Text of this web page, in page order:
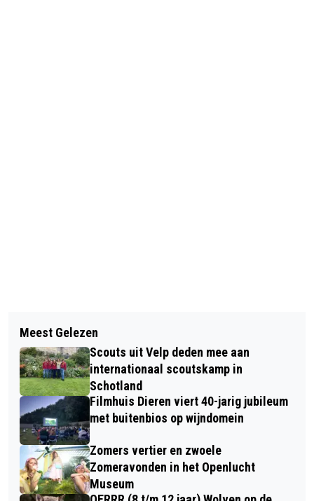
TEAM PA DEELNEMER ALPE D’HUZES
INZAMELING OUD PAPIER VOOR MEER
MUZIEK IN DE KLAS
Meest Gelezen
Scouts uit Velp deden mee aan
internationaal scoutskamp in
Schotland
Filmhuis Dieren viert 40-jarig jubileum
met buitenbios op wijndomein
Zomers vertier en zwoele
Zomeravonden in het Openlucht
Museum